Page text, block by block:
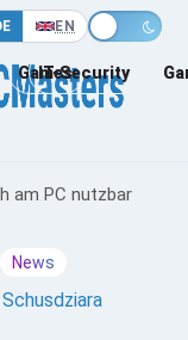
EN
Games
IT-Security
am PC nutzbar
News